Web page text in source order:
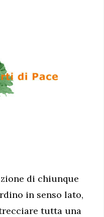
di chiunque
in senso lato,
tutta una